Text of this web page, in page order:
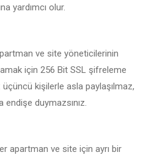
yardımcı olur.
ve site yöneticilerinin
için 256 Bit SSL şifreleme
kişilerle asla paylaşılmaz,
duymazsınız.
apartman ve site için ayrı bir